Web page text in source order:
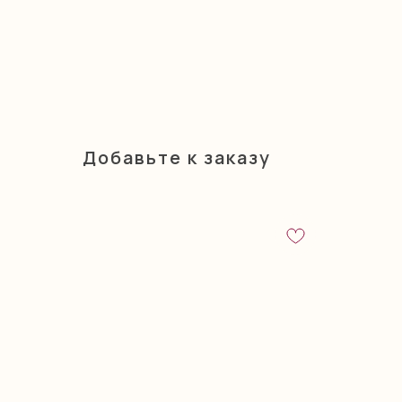
Добавьте к заказу